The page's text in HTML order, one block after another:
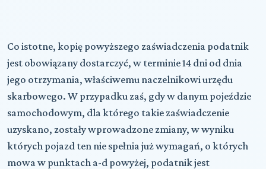
Co istotne, kopię powyższego zaświadczenia podatnik
jest obowiązany dostarczyć, w terminie 14 dni od dnia
jego otrzymania, właściwemu naczelnikowi urzędu
skarbowego. W przypadku zaś, gdy w danym pojeździe
samochodowym, dla którego takie zaświadczenie
uzyskano, zostały wprowadzone zmiany, w wyniku
których pojazd ten nie spełnia już wymagań, o których
mowa w punktach a-d powyżej, podatnik jest